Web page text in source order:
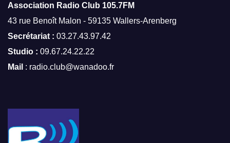
Association Radio Club 105.7FM
43 rue Benoît Malon - 59135 Wallers-Arenberg
Secrétariat : 03.27.43.97.42
Studio : 09.67.24.22.22
Mail : radio.club@wanadoo.fr